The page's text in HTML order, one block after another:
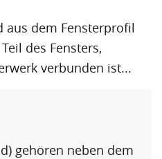
aus dem Fensterprofil
des Fensters,
verbunden ist...
gehören neben dem